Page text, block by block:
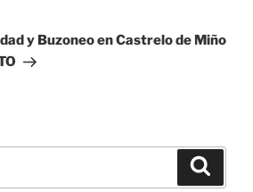
y Buzoneo en Castrelo de Miño